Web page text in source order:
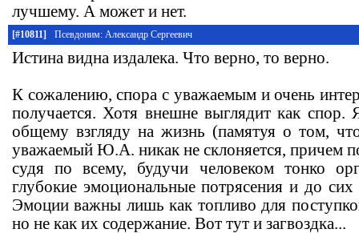
лучшему. А может и нет.
[#10811] Псевдоним: Александр Сергеевич
Истина видна издалека. Что верно, то верно.
К сожалению, спора с уважаемым и очень
получается. Хотя внешне выглядит как
общему взгляду на жизнь (памятуя о том,
уважаемый Ю.А. никак не склоняется, причем
судя по всему, будучи человеком тонко
глубокие эмоциональные потрясения и до
Эмоции важны лишь как топливо для
но не как их содержание. Вот тут и загвоздка...